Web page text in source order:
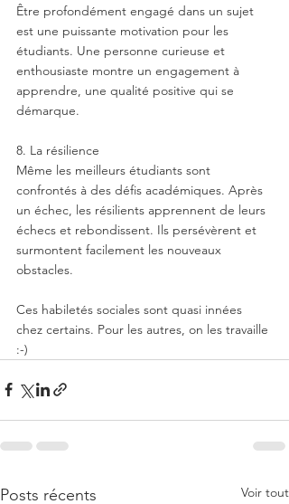
Être profondément engagé dans un sujet
est une puissante motivation pour les
étudiants. Une personne curieuse et
enthousiaste montre un engagement à
apprendre, une qualité positive qui se
démarque.
8. La résilience
Même les meilleurs étudiants sont
confrontés à des défis académiques. Après
un échec, les résilients apprennent de leurs
échecs et rebondissent. Ils persévèrent et
surmontent facilement les nouveaux
obstacles.
Ces habiletés sociales sont quasi innées
chez certains. Pour les autres, on les travaille
:-)
Posts récents Voir tout